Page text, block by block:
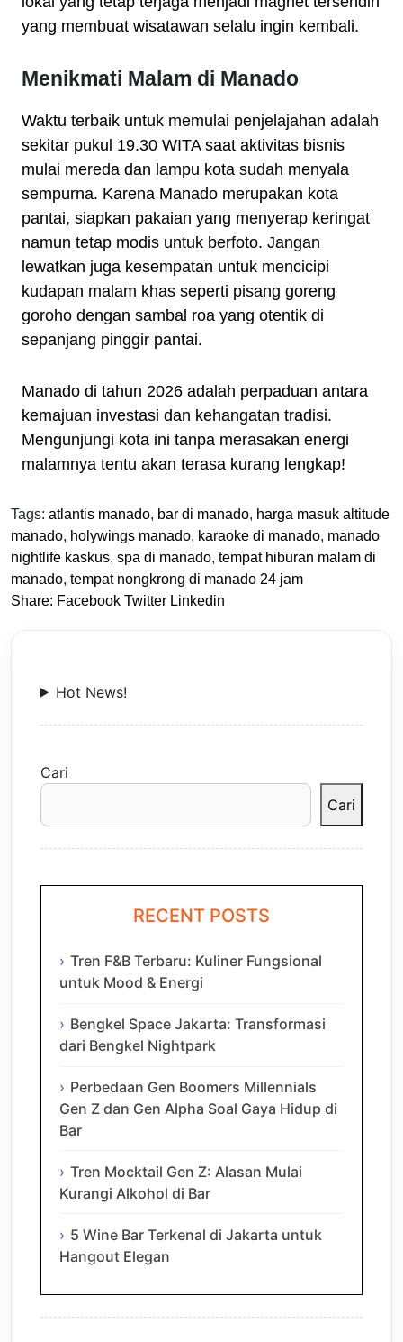
yang membuat wisatawan selalu ingin kembali.
Menikmati Malam di Manado
Waktu terbaik untuk memulai penjelajahan adalah
sekitar pukul 19.30 WITA saat aktivitas bisnis
mulai mereda dan lampu kota sudah menyala
sempurna. Karena Manado merupakan kota
pantai, siapkan pakaian yang menyerap keringat
namun tetap modis untuk berfoto. Jangan
lewatkan juga kesempatan untuk mencicipi
kudapan malam khas seperti pisang goreng
goroho dengan sambal roa yang otentik di
sepanjang pinggir pantai.
Manado di tahun 2026 adalah perpaduan antara
kemajuan investasi dan kehangatan tradisi.
Mengunjungi kota ini tanpa merasakan energi
malamnya tentu akan terasa kurang lengkap!
Tags: atlantis manado, bar di manado, harga masuk altitude
manado, holywings manado, karaoke di manado, manado
nightlife kaskus, spa di manado, tempat hiburan malam di
manado, tempat nongkrong di manado 24 jam
Share: Facebook Twitter Linkedin
Hot News!
Cari
Cari
RECENT POSTS
Tren F&B Terbaru: Kuliner Fungsional
untuk Mood & Energi
Bengkel Space Jakarta: Transformasi
dari Bengkel Nightpark
Perbedaan Gen Boomers Millennials
Gen Z dan Gen Alpha Soal Gaya Hidup di
Bar
Tren Mocktail Gen Z: Alasan Mulai
Kurangi Alkohol di Bar
5 Wine Bar Terkenal di Jakarta untuk
Hangout Elegan